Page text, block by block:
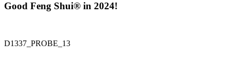
Good Feng Shui® in 2024!